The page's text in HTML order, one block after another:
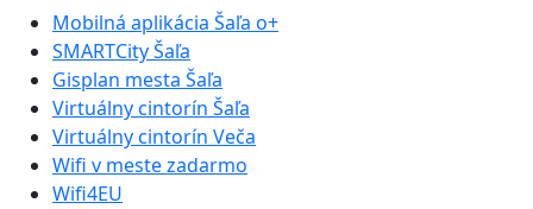
Mobilná aplikácia Šaľa o+
SMARTCity Šaľa
Gisplan mesta Šaľa
Virtuálny cintorín Šaľa
Virtuálny cintorín Veča
Wifi v meste zadarmo
Wifi4EU